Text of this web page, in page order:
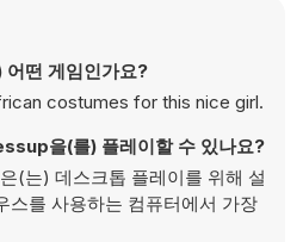
떤 게임인가요?
costumes for this nice girl.
을(를) 플레이할 수 있나요?
(는) 데스크톱 플레이를 위해 설
스를 사용하는 컴퓨터에서 가장